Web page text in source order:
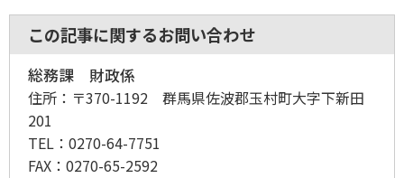
この記事に関するお問い合わせ
総務課 財政係
住所： 〒370-1192 群馬県佐波郡玉村町大字下新田
201
TEL： 0270-64-7751
FAX： 0270-65-2592